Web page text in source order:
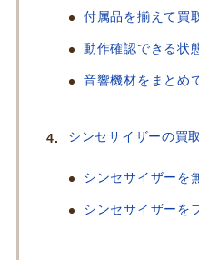
付属品を揃えて買
動作確認できる状
音響機材をまとめ
シンセサイザーの買
シンセサイザーを
シンセサイザーを